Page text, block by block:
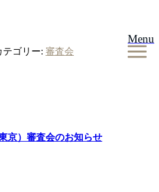
Menu
テゴリー: 審査会
京）審査会のお知らせ